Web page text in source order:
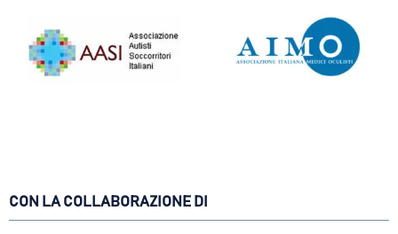
CON LA COLLABORAZIONE DI